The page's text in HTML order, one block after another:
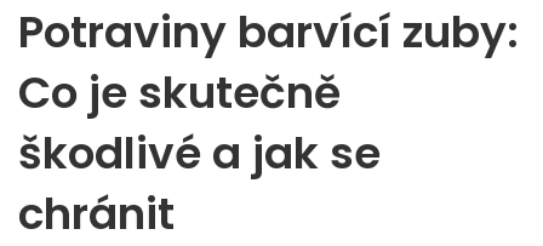
Potraviny barvící zuby:
Co je skutečně
škodlivé a jak se
chránit